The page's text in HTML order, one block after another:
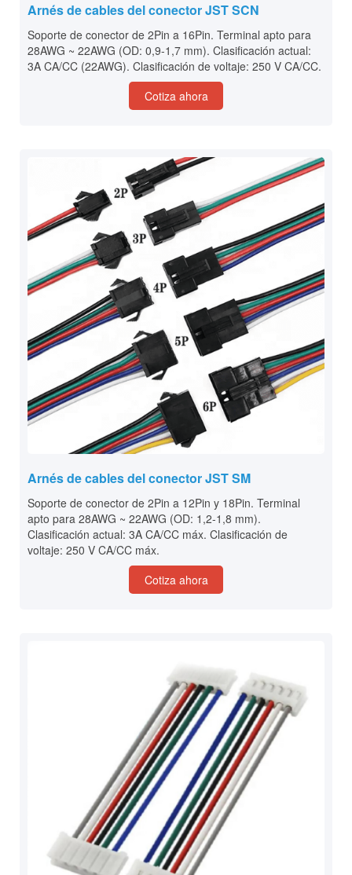
Arnés de cables del conector JST SCN
Soporte de conector de 2Pin a 16Pin. Terminal apto para
28AWG ~ 22AWG (OD: 0,9-1,7 mm). Clasificación actual:
3A CA/CC (22AWG). Clasificación de voltaje: 250 V CA/CC.
Cotiza ahora
Arnés de cables del conector JST SM
Soporte de conector de 2Pin a 12Pin y 18Pin. Terminal
apto para 28AWG ~ 22AWG (OD: 1,2-1,8 mm).
Clasificación actual: 3A CA/CC máx. Clasificación de
voltaje: 250 V CA/CC máx.
Cotiza ahora